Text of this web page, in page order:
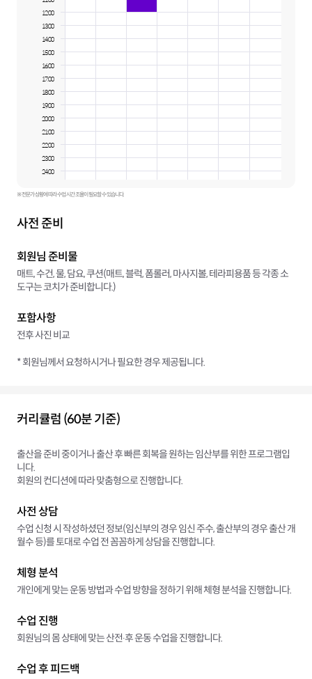
12:00
13:00
14:00
15:00
16:00
17:00
18:00
19:00
20:00
21:00
22:00
23:00
24:00
※ 전문가 상황에 따라 수업 시간 조율이 필요할 수 있습니다.
사전 준비
회원님 준비물
매트, 수건, 물, 담요, 쿠션(매트, 블럭, 폼롤러, 마사지볼, 테라피용품 등 각종 소
도구는 코치가 준비합니다.)
포함사항
전후 사진 비교
* 회원님께서 요청하시거나 필요한 경우 제공됩니다.
커리큘럼 (60분 기준)
출산을 준비 중이거나 출산 후 빠른 회복을 원하는 임산부를 위한 프로그램입
니다.
회원의 컨디션에 따라 맞춤형으로 진행합니다.
사전 상담
수업 신청 시 작성하셨던 정보(임신부의 경우 임신 주수, 출산부의 경우 출산 개
월수 등)를 토대로 수업 전 꼼꼼하게 상담을 진행합니다.
체형 분석
개인에게 맞는 운동 방법과 수업 방향을 정하기 위해 체형 분석을 진행합니다.
수업 진행
회원님의 몸 상태에 맞는 산전∙후 운동 수업을 진행합니다.
수업 후 피드백